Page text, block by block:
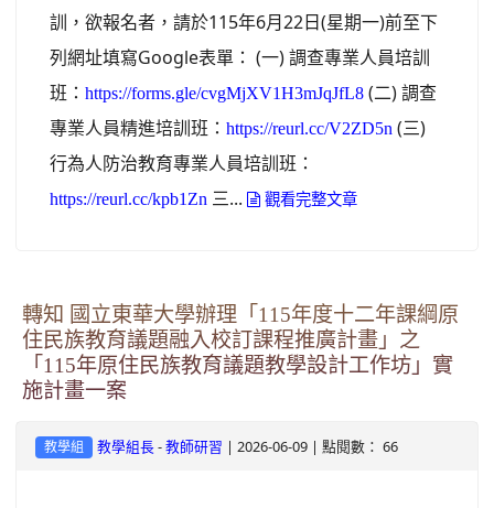
訓，欲報名者，請於115年6月22日(星期一)前至下
列網址填寫Google表單： (一) 調查專業人員培訓
班： https://forms.gle/cvgMjXV1H3mJqJfL8 (二) 調查
專業人員精進培訓班： https://reurl.cc/V2ZD5n (三)
行為人防治教育專業人員培訓班：
https://reurl.cc/kpb1Zn 三... 觀看完整文章
轉知 國立東華大學辦理「115年度十二年課綱原
住民族教育議題融入校訂課程推廣計畫」之
「115年原住民族教育議題教學設計工作坊」實
施計畫一案
教學組 教學組長- 教師研習 | 2026-06-09 | 點閱數： 66